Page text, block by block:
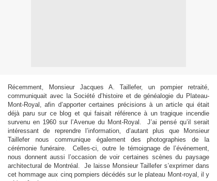
Récemment, Monsieur Jacques A. Taillefer, un pompier retraité,
communiquait avec la Société d’histoire et de généalogie du Plateau-
Mont-Royal, afin d’apporter certaines précisions à un article qui était
déjà paru sur ce blog et qui faisait référence à un tragique incendie
survenu en 1960 sur l’Avenue du Mont-Royal.
J’ai pensé qu’il serait
intéressant de reprendre l’information, d’autant plus que Monsieur
Taillefer nous communique également des photographies de la
cérémonie funéraire.
Celles-ci, outre le témoignage de l’événement,
nous donnent aussi l’occasion de voir certaines scènes du paysage
architectural de Montréal.
Je laisse Monsieur Taillefer s’exprimer dans
cet hommage aux cinq pompiers décédés sur le plateau Mont-royal, il y